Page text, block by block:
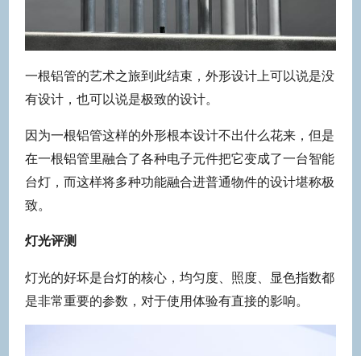
一根铝管的艺术之旅到此结束，外形设计上可以说是没
有设计，也可以说是极致的设计。
因为一根铝管这样的外形根本设计不出什么花来，但是
在一根铝管里融合了各种电子元件把它变成了一台智能
台灯，而这样将多种功能融合进普通物件的设计堪称极
致。
灯光评测
灯光的好坏是台灯的核心，均匀度、照度、显色指数都
是非常重要的参数，对于使用体验有直接的影响。